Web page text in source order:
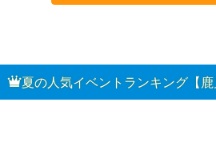
夏の人気イベントランキング【鹿